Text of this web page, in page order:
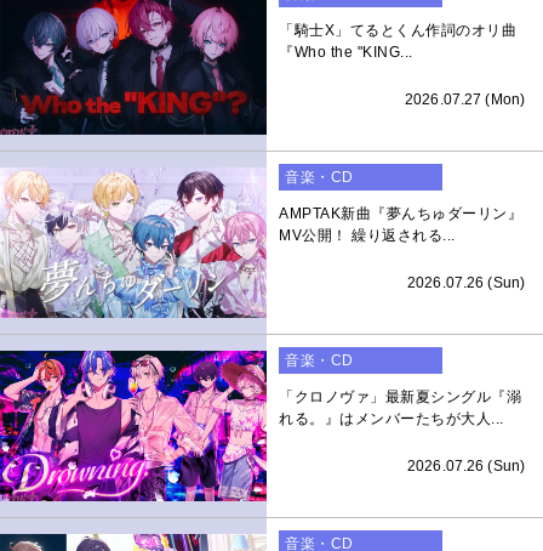
「騎士X」てるとくん作詞のオリ曲
『Who the "KING...
2026.07.27 (Mon)
音楽・CD
AMPTAK新曲『夢んちゅダーリン』
MV公開！ 繰り返される...
2026.07.26 (Sun)
音楽・CD
「クロノヴァ」最新夏シングル『溺
れる。』はメンバーたちが大人...
2026.07.26 (Sun)
音楽・CD